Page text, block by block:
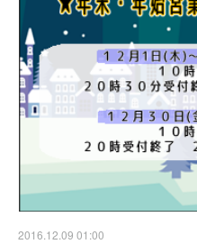
2016.12.09 01:00